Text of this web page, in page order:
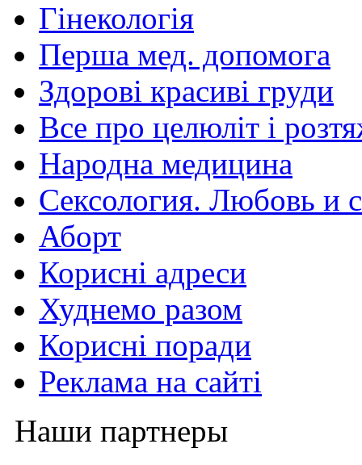
Гінекологія
Перша мед. допомога
Здорові красиві груди
Все про целюліт і
Народна медицина
Сексология. Любовь и
Аборт
Корисні адреси
Худнемо разом
Корисні поради
Реклама на сайті
Наши партнеры